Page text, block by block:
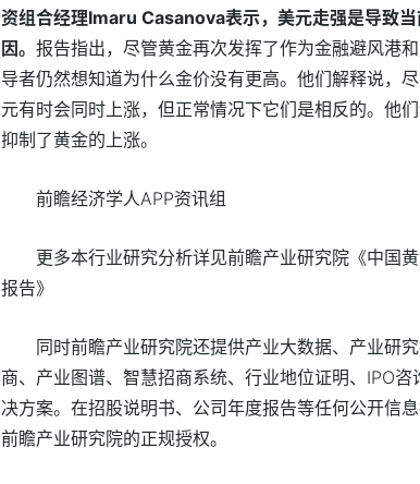
资组合经理Imaru Casanova表示，美元走强是导致
因。 报告指出，尽管黄金再次发挥了作为金融避风港
导者仍然想知道为什么金价没有更高。他们解释说，
元有时会同时上涨，但正常情况下它们是相反的。他
抑制了黄金的上涨。
前瞻经济学人APP资讯组
更多本行业研究分析详见前瞻产业研究院《中国
报告》
同时前瞻产业研究院还提供产业大数据、产业研
商、产业图谱、智慧招商系统、行业地位证明、IPO
决方案。在招股说明书、公司年度报告等任何公开信
前瞻产业研究院的正规授权。